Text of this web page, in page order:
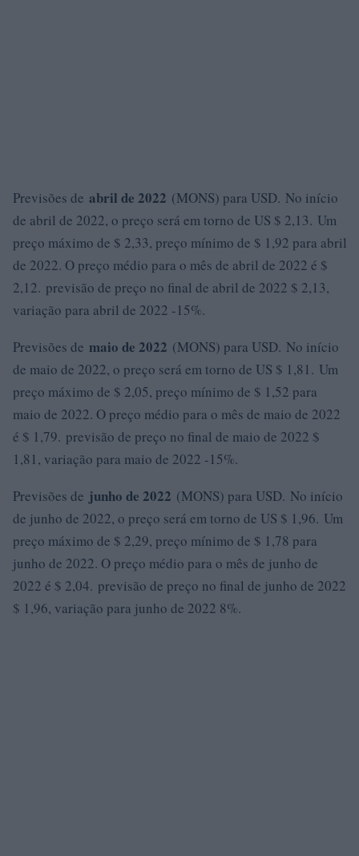
Previsões de abril de 2022 (MONS) para USD. No início
de abril de 2022, o preço será em torno de US $ 2,13. Um
preço máximo de $ 2,33, preço mínimo de $ 1,92 para abril
de 2022. O preço médio para o mês de abril de 2022 é $
2,12. previsão de preço no final de abril de 2022 $ 2,13,
variação para abril de 2022 -15%.
Previsões de maio de 2022 (MONS) para USD. No início
de maio de 2022, o preço será em torno de US $ 1,81. Um
preço máximo de $ 2,05, preço mínimo de $ 1,52 para
maio de 2022. O preço médio para o mês de maio de 2022
é $ 1,79. previsão de preço no final de maio de 2022 $
1,81, variação para maio de 2022 -15%.
Previsões de junho de 2022 (MONS) para USD. No início
de junho de 2022, o preço será em torno de US $ 1,96. Um
preço máximo de $ 2,29, preço mínimo de $ 1,78 para
junho de 2022. O preço médio para o mês de junho de
2022 é $ 2,04. previsão de preço no final de junho de 2022
$ 1,96, variação para junho de 2022 8%.